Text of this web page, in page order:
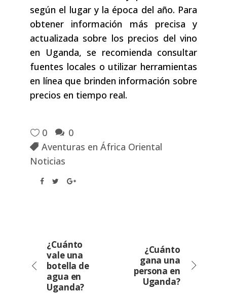
según el lugar y la época del año. Para
obtener información más precisa y
actualizada sobre los precios del vino
en Uganda, se recomienda consultar
fuentes locales o utilizar herramientas
en línea que brinden información sobre
precios en tiempo real.
0
0
Aventuras en África Oriental
Noticias
¿Cuánto
vale una
botella de
agua en
Uganda?
¿Cuánto
gana una
persona en
Uganda?